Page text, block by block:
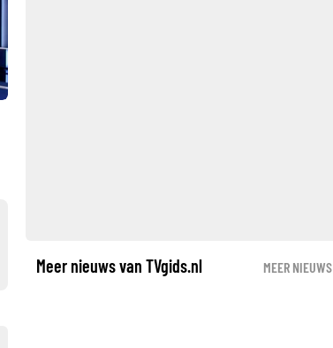
Meer nieuws van TVgids.nl MEER NIEUWS